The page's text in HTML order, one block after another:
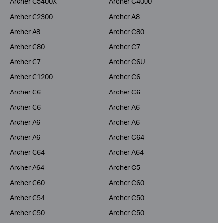
Archer C2300
Archer A8
Archer A8
Archer C80
Archer C80
Archer C7
Archer C7
Archer C6U
Archer C1200
Archer C6
Archer C6
Archer C6
Archer C6
Archer A6
Archer A6
Archer A6
Archer A6
Archer C64
Archer C64
Archer A64
Archer A64
Archer C5
Archer C60
Archer C60
Archer C54
Archer C50
Archer C50
Archer C50